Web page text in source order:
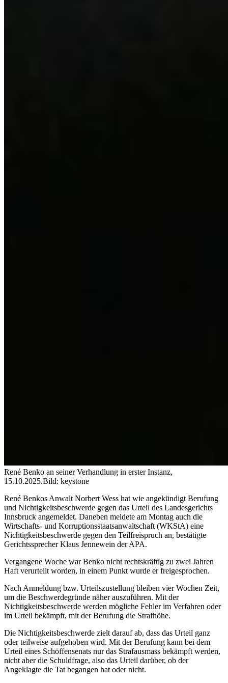
René Benko an seiner Verhandlung in erster Instanz,
15.10.2025.Bild: keystone
René Benkos Anwalt Norbert Wess hat wie angekündigt Berufung
und Nichtigkeitsbeschwerde gegen das Urteil des Landesgerichts
Innsbruck angemeldet. Daneben meldete am Montag auch die
Wirtschafts- und Korruptionsstaatsanwaltschaft (WKStA) eine
Nichtigkeitsbeschwerde gegen den Teilfreispruch an, bestätigte
Gerichtssprecher Klaus Jennewein der APA.
Vergangene Woche war Benko nicht rechtskräftig zu zwei Jahren
Haft verurteilt worden, in einem Punkt wurde er freigesprochen.
Nach Anmeldung bzw. Urteilszustellung bleiben vier Wochen Zeit,
um die Beschwerdegründe näher auszuführen. Mit der
Nichtigkeitsbeschwerde werden mögliche Fehler im Verfahren oder
im Urteil bekämpft, mit der Berufung die Strafhöhe.
Die Nichtigkeitsbeschwerde zielt darauf ab, dass das Urteil ganz
oder teilweise aufgehoben wird. Mit der Berufung kann bei dem
Urteil eines Schöffensenats nur das Strafausmass bekämpft werden,
nicht aber die Schuldfrage, also das Urteil darüber, ob der
Angeklagte die Tat begangen hat oder nicht.